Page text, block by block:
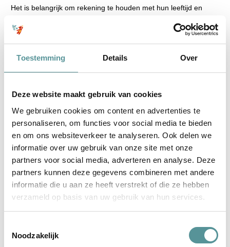
Toestemming Details Over
Deze website maakt gebruik van cookies
We gebruiken cookies om content en advertenties te
personaliseren, om functies voor social media te bieden
en om ons websiteverkeer te analyseren. Ook delen we
informatie over uw gebruik van onze site met onze
partners voor social media, adverteren en analyse. Deze
partners kunnen deze gegevens combineren met andere
informatie die u aan ze heeft verstrekt of die ze hebben
verzameld op basis van uw gebruik van hun services.
Noodzakelijk
Het is belangrijk om rekening te houden met hun leeftijd en
emotionele staat. Knuf&Ko kan adviseren over gepaste
manieren om kinderen te betrekken en te ondersteunen.
Facebook WhatsApp
Meer inspiratie
BEKIJK ALLE ERVARINGEN